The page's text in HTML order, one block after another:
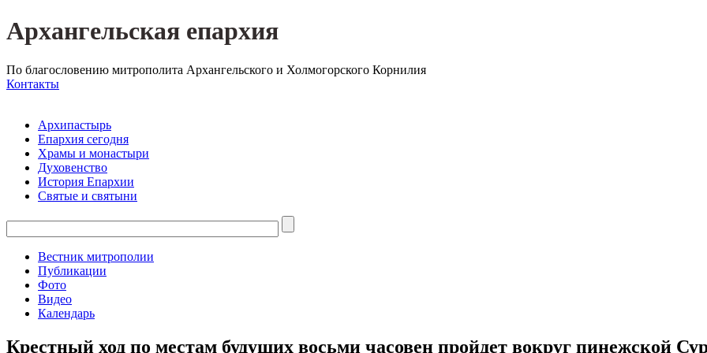
Архангельская епархия
По благословению митрополита Архангельского и Холмогорского Корнилия
Контакты
Архипастырь
Епархия сегодня
Храмы и монастыри
Духовенство
История Епархии
Святые и святыни
Вестник митрополии
Публикации
Фото
Видео
Календарь
Крестный ход по местам будущих восьми часовен пройдет вокруг пинежской